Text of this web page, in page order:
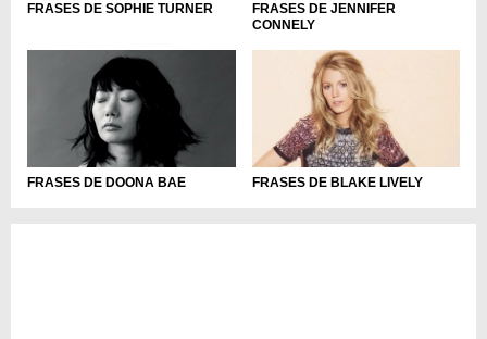
FRASES DE SOPHIE TURNER
FRASES DE JENNIFER
CONNELY
FRASES DE DOONA BAE FRASES DE BLAKE LIVELY